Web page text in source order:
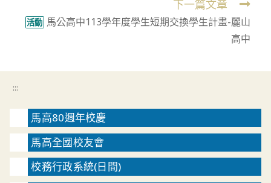
下一篇文章
活動 馬公高中113學年度學生短期交換學生計畫-麗山
高中
:::
馬高80週年校慶
馬高全國校友會
校務行政系統(日間)